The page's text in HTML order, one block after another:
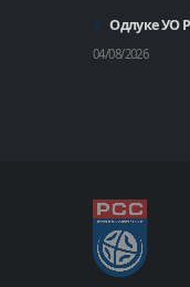
Одлуке УО
04/08/2026